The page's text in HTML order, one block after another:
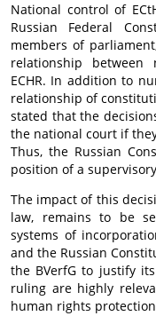
National control of
Russian Federal
members of
relationship
ECHR. In addition to
relationship of
stated that the
the national court if
Thus, the Russian
position of a
The impact of this
law, remains to be
systems of
and the Russian
the BVerfG to justify
ruling are highly
human rights